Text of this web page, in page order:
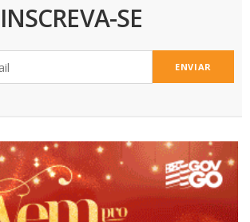
INSCREVA-SE
ENVIAR